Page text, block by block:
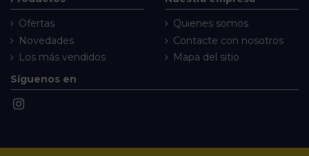
Ofertas
Novedades
Los más vendidos
Quienes somos
Contacte con nosotros
Mapa del sitio
Síguenos en